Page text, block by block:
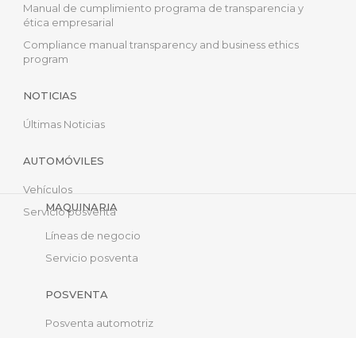
Manual de cumplimiento programa de transparencia y
ética empresarial
Compliance manual transparency and business ethics
program
NOTICIAS
Últimas Noticias
AUTOMÓVILES
Vehículos
Servicio posventa
MAQUINARIA
Líneas de negocio
Servicio posventa
POSVENTA
Posventa automotriz